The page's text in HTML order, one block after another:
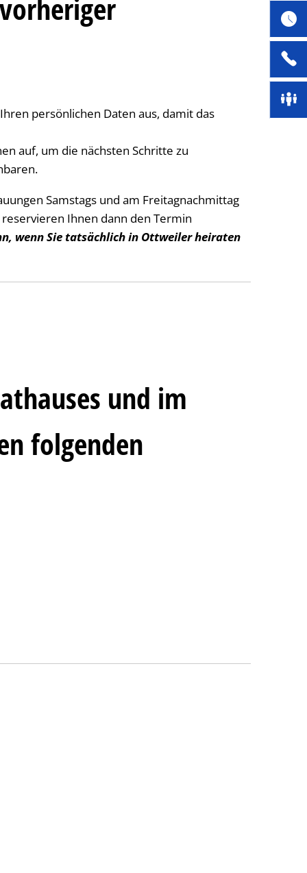
persönlichen Daten aus, damit das
auf, um die nächsten Schritte zu
Samstags und am Freitagnachmittag
Ihnen dann den Termin
wenn Sie tatsächlich in Ottweiler heiraten
und im
folgenden